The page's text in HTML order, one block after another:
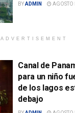
BYADMIN AGOSTO
ADVERTISEMENT
Canal de
para un niño
de los lagos
debajo